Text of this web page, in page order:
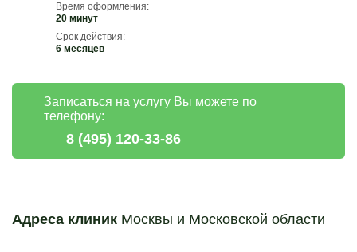
Время оформления:
20 минут
Срок действия:
6 месяцев
Записаться на услугу Вы можете по
телефону:
8 (495) 120-33-86
Адреса клиник Москвы и Московской области